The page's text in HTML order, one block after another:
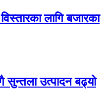
लागि बजारका
सुन्तला उत्पादन बढ्यो